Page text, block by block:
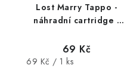
Lost Marry Tappo -
náhradní cartridge -
banán) 17mg
69 Kč
Měrná
69 Kč / 1 ks